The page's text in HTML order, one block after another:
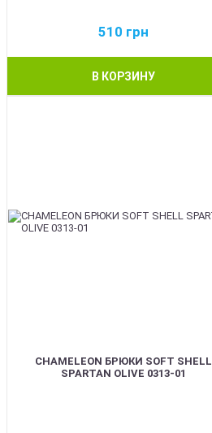
510 грн
В КОРЗИНУ
CHAMELEON БРЮКИ SOFT SHELL
SPARTAN OLIVE 0313-01